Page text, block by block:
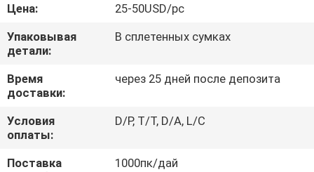
СВЯЖИТЕСЬ
МЫ
СПРОСИТЕ
ЦИТАТУ
Цена:
25-50USD/pc
Упаковывая
детали:
В сплетенных сумках
Время
доставки:
через 25 дней после депозита
Условия
оплаты:
D/P, T/T, D/A, L/C
Поставка
1000пк/дай